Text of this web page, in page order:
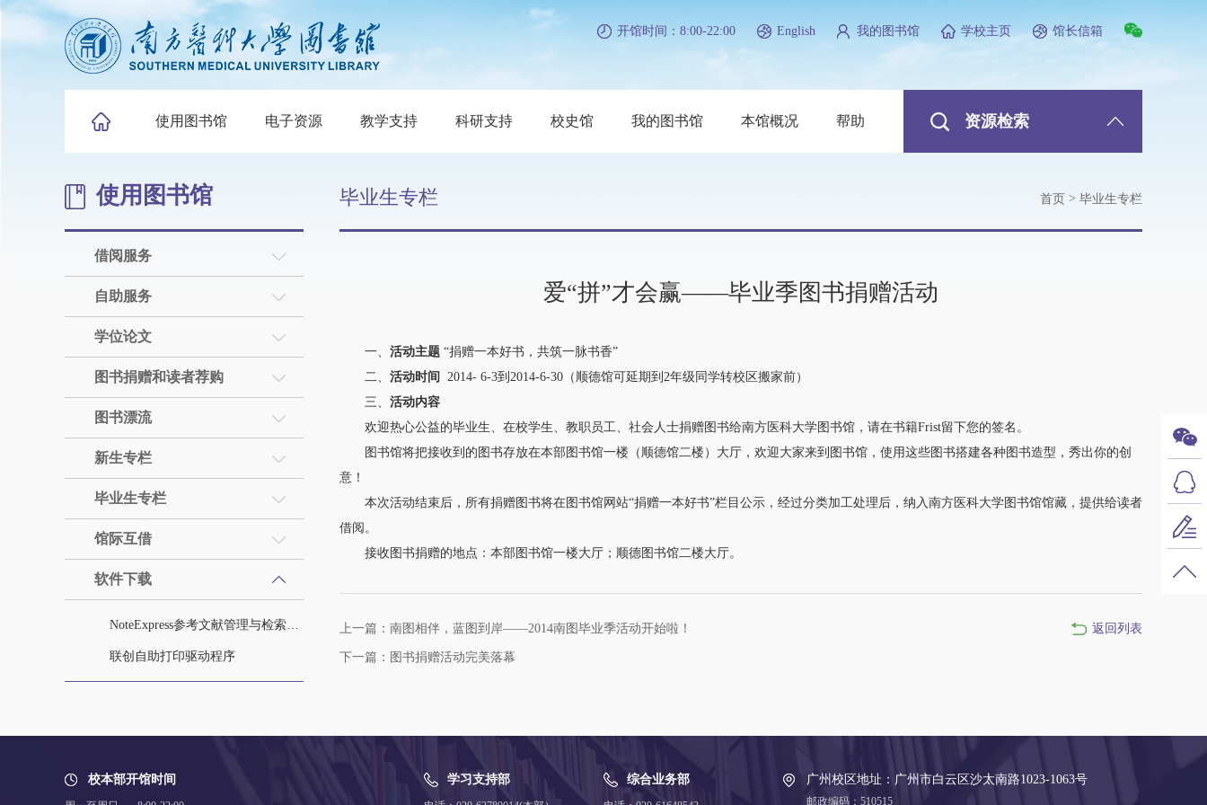
开馆时间：8:00-22:00 English 我的图书馆 学校主页 馆长信箱
资源检索
使用图书馆 电子资源 教学支持 科研支持 校史馆 我的图书馆 本馆概况 帮助
使用图书馆
借阅服务
自助服务
学位论文
图书捐赠和读者荐购
图书漂流
新生专栏
毕业生专栏
馆际互借
软件下载
NoteExpress参考文献管理与检索系统
联创自助打印驱动程序
毕业生专栏 首页 > 毕业生专栏
爱“拼”才会赢——毕业季图书捐赠活动
一、 活动主题 “捐赠一本好书，共筑一脉书香”
二、 活动时间
2014- 6-3到2014-6-30（顺德馆可延期到2年级同学转校区搬家前）
三、 活动内容
欢迎热心公益的毕业生、在校学生、教职员工、社会人士捐赠图书给南方医科大学图书馆，请在书籍Frist留下您的签名。
图书馆将把接收到的图书存放在本部图书馆一楼（顺德馆二楼）大厅，欢迎大家来到图书馆，使用这些图书搭建各种图书造型，秀出你的创
意！
本次活动结束后，所有捐赠图书将在图书馆网站“捐赠一本好书”栏目公示，经过分类加工处理后，纳入南方医科大学图书馆馆藏，提供给读者
借阅。
接收图书捐赠的地点：本部图书馆一楼大厅；顺德图书馆二楼大厅。
上一篇：南图相伴，蓝图到岸——2014南图毕业季活动开始啦！
下一篇：图书捐赠活动完美落幕
返回列表
校本部开馆时间 学习支持部 综合业务部 广州校区地址：广州市白云区沙太南路1023-1063号
邮政编码：510515